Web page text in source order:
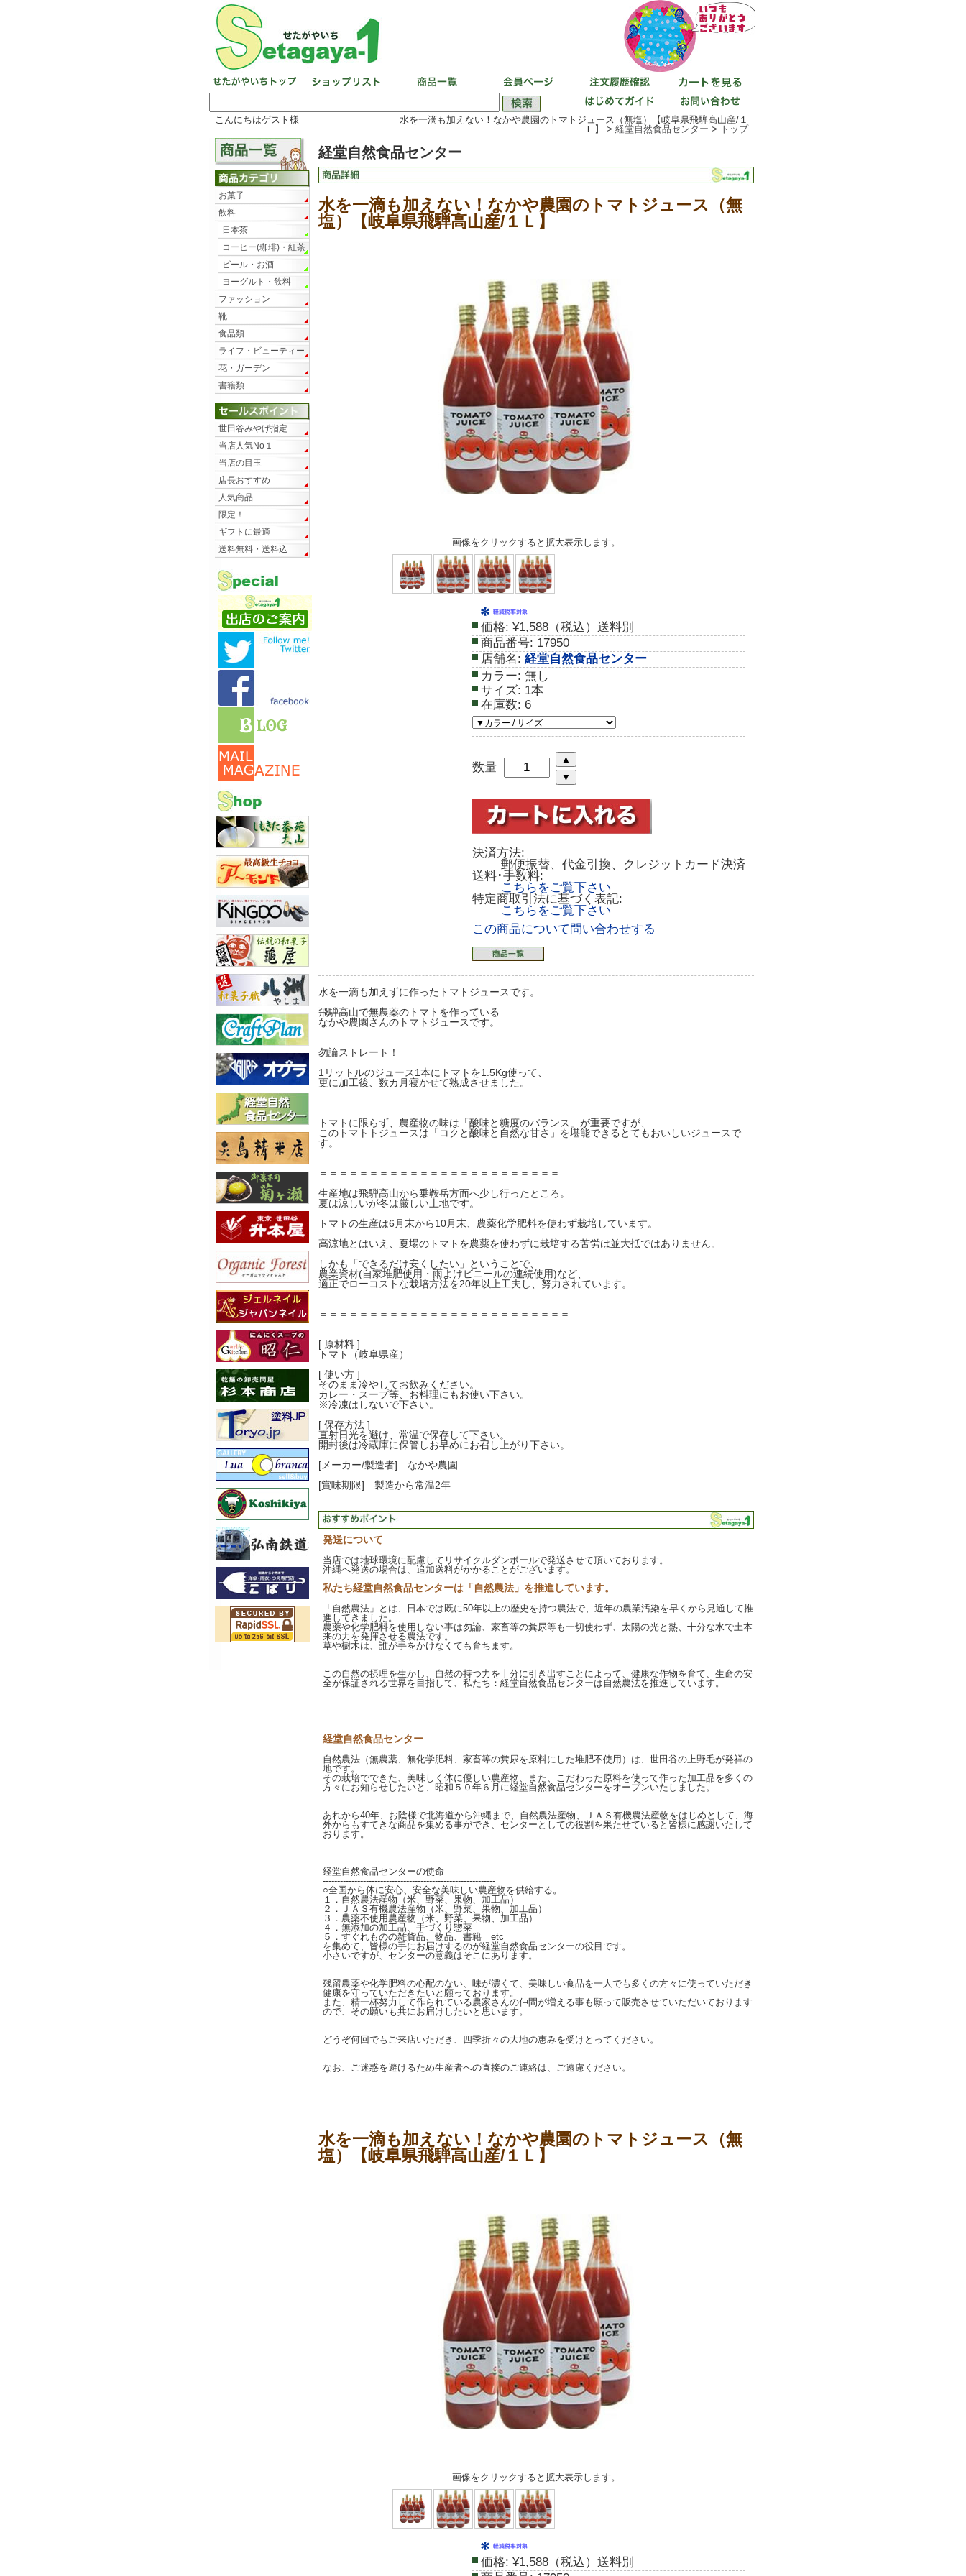
こんにちはゲスト様
水を一滴も加えない！なかや農園のトマトジュース（無塩）【岐阜県飛騨高山産/１
Ｌ】 > 経堂自然食品センター > トップ
経堂自然食品センター
水を一滴も加えない！なかや農園のトマトジュース（無
塩）【岐阜県飛騨高山産/１Ｌ】
画像をクリックすると拡大表示します。
価格: ¥1,588（税込）送料別
商品番号: 17950
店舗名: 経堂自然食品センター
カラー: 無し
サイズ: 1本
在庫数: 6
数量
決済方法:
郵便振替、代金引換、クレジットカード決済
送料･手数料:
こちらをご覧下さい
特定商取引法に基づく表記:
こちらをご覧下さい
この商品について問い合わせする
水を一滴も加えずに作ったトマトジュースです。
飛騨高山で無農薬のトマトを作っている
なかや農園さんのトマトジュースです。
勿論ストレート！
1リットルのジュース1本にトマトを1.5Kg使って、
更に加工後、数カ月寝かせて熟成させました。
トマトに限らず、農産物の味は「酸味と糖度のバランス」が重要ですが、
このトマトトジュースは「コクと酸味と自然な甘さ」を堪能できるとてもおいしいジュースで
す。
＝＝＝＝＝＝＝＝＝＝＝＝＝＝＝＝＝＝＝＝＝＝＝＝
生産地は飛騨高山から乗鞍岳方面へ少し行ったところ。
夏は涼しいが冬は厳しい土地です。
トマトの生産は6月末から10月末、農薬化学肥料を使わず栽培しています。
高涼地とはいえ、夏場のトマトを農薬を使わずに栽培する苦労は並大抵ではありません。
しかも「できるだけ安くしたい」ということで、
農業資材(自家堆肥使用・雨よけビニールの連続使用)など、
適正でローコストな栽培方法を20年以上工夫し、努力されています。
＝＝＝＝＝＝＝＝＝＝＝＝＝＝＝＝＝＝＝＝＝＝＝＝＝
[ 原材料 ]
トマト（岐阜県産）
[ 使い方 ]
そのまま冷やしてお飲みください。
カレー・スープ等、お料理にもお使い下さい。
※冷凍はしないで下さい。
[ 保存方法 ]
直射日光を避け、常温で保存して下さい。
開封後は冷蔵庫に保管しお早めにお召し上がり下さい。
[メーカー/製造者] なかや農園
[賞味期限] 製造から常温2年
発送について
当店では地球環境に配慮してリサイクルダンボールで発送させて頂いております。
沖縄へ発送の場合は、追加送料がかかることがございます。
私たち経堂自然食品センターは「自然農法」を推進しています。
「自然農法」とは、日本では既に50年以上の歴史を持つ農法で、近年の農業汚染を早くから見通して推
進してきました。
農薬や化学肥料を使用しない事は勿論、家畜等の糞尿等も一切使わず、太陽の光と熱、十分な水で土本
来の力を発揮させる農法です。
草や樹木は、誰が手をかけなくても育ちます。
この自然の摂理を生かし、自然の持つ力を十分に引き出すことによって、健康な作物を育て、生命の安
全が保証される世界を目指して、私たち：経堂自然食品センターは自然農法を推進しています。
経堂自然食品センター
自然農法（無農薬、無化学肥料、家畜等の糞尿を原料にした堆肥不使用）は、世田谷の上野毛が発祥の
地です。
その栽培でできた、美味しく体に優しい農産物、また、こだわった原料を使って作った加工品を多くの
方々にお知らせしたいと、昭和５０年６月に経堂自然食品センターをオープンいたしました。
あれから40年、お陰様で北海道から沖縄まで、自然農法産物、ＪＡＳ有機農法産物をはじめとして、海
外からもすてきな商品を集める事ができ、センターとしての役割を果たせていると皆様に感謝いたして
おります。
経堂自然食品センターの使命
------------------------------------------------------------
○全国から体に安心、安全な美味しい農産物を供給する。
１．自然農法産物（米、野菜、果物、加工品）
２．ＪＡＳ有機農法産物（米、野菜、果物、加工品）
３．農薬不使用農産物（米、野菜、果物、加工品）
４．無添加の加工品、手づくり惣菜
５．すぐれものの雑貨品、物品、書籍 etc
を集めて、皆様の手にお届けするのが経堂自然食品センターの役目です。
小さいですが、センターの意義はそこにあります。
残留農薬や化学肥料の心配のない、味が濃くて、美味しい食品を一人でも多くの方々に使っていただき
健康を守っていただきたいと願っております。
また、精一杯努力して作られている農家さんの仲間が増える事も願って販売させていただいております
ので、その願いも共にお届けしたいと思います。
どうぞ何回でもご来店いただき、四季折々の大地の恵みを受けとってください。
なお、ご迷惑を避けるため生産者への直接のご連絡は、ご遠慮ください。
水を一滴も加えない！なかや農園のトマトジュース（無
塩）【岐阜県飛騨高山産/１Ｌ】
画像をクリックすると拡大表示します。
価格: ¥1,588（税込）送料別
お菓子
飲料
日本茶
コーヒー(珈琲)・紅茶
ビール・お酒
ヨーグルト・飲料
ファッション
靴
食品類
ライフ・ビューティー
花・ガーデン
書籍類
世田谷みやげ指定
当店人気No１
当店の目玉
店長おすすめ
人気商品
限定！
ギフトに最適
送料無料・送料込